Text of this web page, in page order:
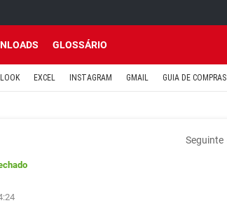
GLOSSÁRIO
EXCEL INSTAGRAM GMAIL GUIA DE COMPRAS
Seguinte